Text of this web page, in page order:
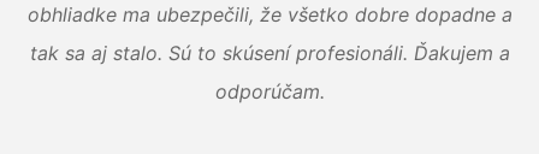
obhliadke ma ubezpečili, že všetko dobre dopadne a
tak sa aj stalo. Sú to skúsení profesionáli. Ďakujem a
odporúčam.